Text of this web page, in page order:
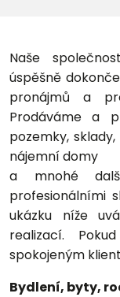
Naše
úspěšně
pronájmů a
Prodáváme a
pozemky,
nájemní domy
a mnohé
profesionálními
ukázku níže
realizací.
spokojeným
Bydlení, byty,